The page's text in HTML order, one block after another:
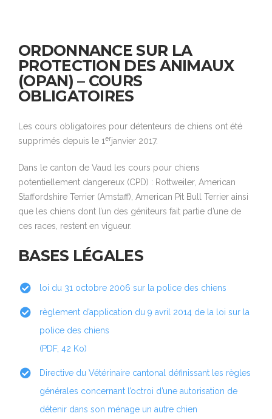
ORDONNANCE SUR LA
PROTECTION DES ANIMAUX
(OPAN) – COURS
OBLIGATOIRES
Les cours obligatoires pour détenteurs de chiens ont été
supprimés depuis le 1erjanvier 2017.
Dans le canton de Vaud les cours pour chiens
potentiellement dangereux (CPD) : Rottweiler, American
Staffordshire Terrier (Amstaff), American Pit Bull Terrier ainsi
que les chiens dont l’un des géniteurs fait partie d’une de
ces races, restent en vigueur.
BASES LÉGALES
loi du 31 octobre 2006 sur la police des chiens
règlement d’application du 9 avril 2014 de la loi sur la
police des chiens
(PDF, 42 Ko)
Directive du Vétérinaire cantonal définissant les règles
générales concernant l’octroi d’une autorisation de
détenir dans son ménage un autre chien